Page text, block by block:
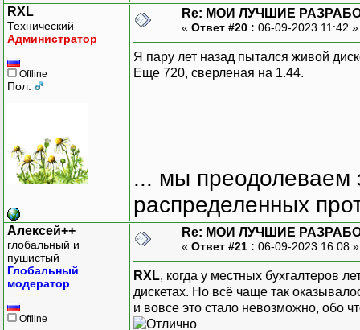
RXL
Технический
Администратор
Offline
Пол:
Re: МОИ ЛУЧШИЕ
« Ответ #20 : 06-09-2023 11:42
Я пару лет назад пытался живой
Еще 720, сверленая на 1.44.
... мы преодолеваем
распределенных
Алексей++
глобальный и
пушистый
Глобальный
модератор
Offline
Re: МОИ ЛУЧШИЕ
« Ответ #21 : 06-09-2023 16:08
RXL, когда у местных бухгалтеров
дискетах. Но всё чаще так
и вовсе это стало невозможно, обо